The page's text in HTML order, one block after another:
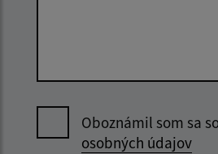
Oboznámil som sa
osobných údajov